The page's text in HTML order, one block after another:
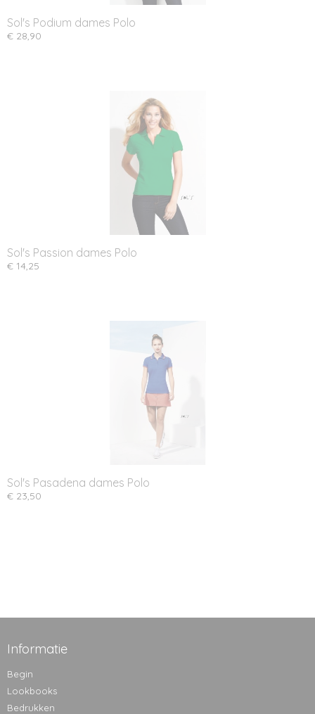
Sol's Podium dames Polo
€ 28,90
Sol's Passion dames Polo
€ 14,25
Sol's Pasadena dames Polo
€ 23,50
Informatie
Begin
Lookbooks
Bedrukken